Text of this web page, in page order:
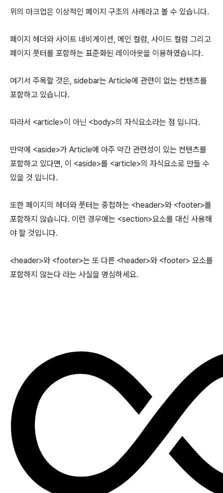
위의 마크업은 이상적인 페이지 구조의 사례라고 볼 수 있습니다.
페이지 헤더와 사이트 네비게이션, 메인 컬럼, 사이드 컬럼 그리고
페이지 풋터를 포함하는 표준화된 레이아웃을 이용하였습니다.
여기서 주목할 것은, sidebar는 Article에 관련이 없는 컨텐츠를
포함하고 있습니다.
따라서 <article>이 아닌 <body>의 자식요소라는 점 입니다.
만약에 <aside>가 Article에 아주 약간 관련성이 있는 컨텐츠를
포함하고 있다면, 이 <aside>를 <article>의 자식요소로 만들 수
있을 것 입니다.
또한 페이지의 헤더와 풋터는 중첩하는 <header>와 <footer>를
포함하지 않습니다. 이런 경우에는 <section>요소를 대신 사용해
야 할 것입니다.
<header>와 <footer>는 또 다른 <header>와 <footer> 요소를
포함하지 않는다 라는 사실을 명심하세요.